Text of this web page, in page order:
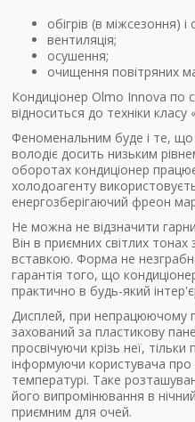
обігрів (в міжсезоння)
вентиляція;
осушення;
очищення повітряних
Кондиціонер Olmo Innova по
відноситься до техніки класу
Феноменальним буде і те, що
володіє досить низьким
оборотах кондиціонер
холодоагенту
енергозберігаючий фреон
Не можна не відзначити
Він в приємних світлих
вставкою. Форма не
гарантія того, що
практично в будь-який
Дисплей, при непрацюючому
захований за пластикову
просвічуючи крізь неї,
інформуючи користувача про
температурі. Таке
його випромінювання в
приємним для очей.